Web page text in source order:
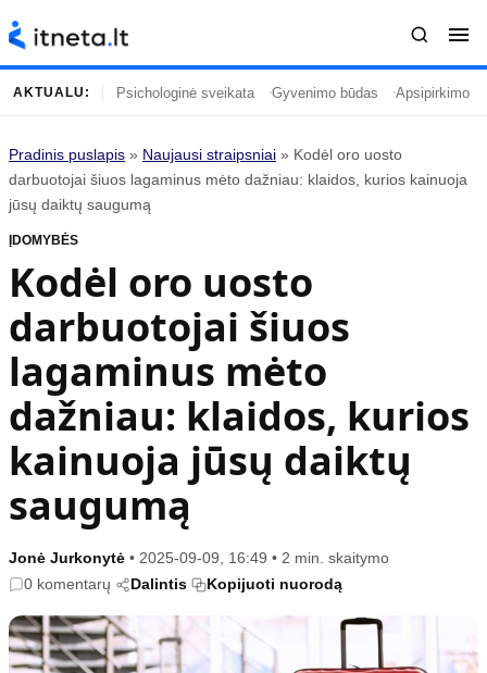
Turinys
Naujausi straipsniai
Gyvenimas
Įdomybės
Mada
Namai ir interjeras
Temos
Technologijos
Gyvenimo būdas
Tėvai ir vaikai
Populiaru
Kultūra
Sodas ir daržas
Sveikata ir grožis
Karjera
Psichologinė sveikata
Tvari mada
Informacija
Naudojimo sąlygos
Privatumo politika
Reklamos politika
Slapukų politika
AKTUALU: Psichologinė sveikata Gyvenimo būdas Apsipirkimo
Pradinis puslapis » Naujausi straipsniai » Kodėl oro uosto
darbuotojai šiuos lagaminus mėto dažniau: klaidos, kurios kainuoja
jūsų daiktų saugumą
ĮDOMYBĖS
Kodėl oro uosto
darbuotojai šiuos
lagaminus mėto
dažniau: klaidos, kurios
kainuoja jūsų daiktų
saugumą
Jonė Jurkonytė • 2025-09-09, 16:49 • 2 min. skaitymo
0 komentarų
Dalintis Kopijuoti nuorodą